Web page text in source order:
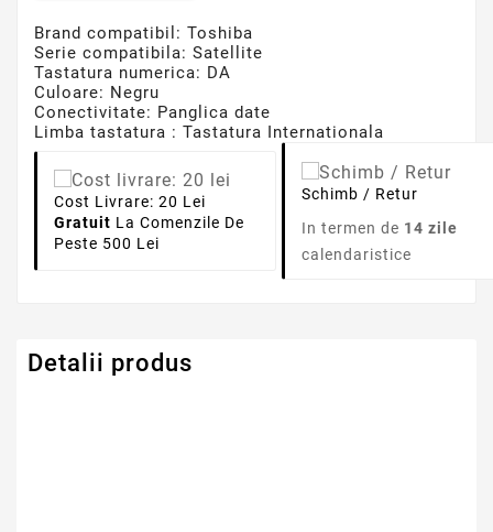
Brand compatibil: Toshiba
Serie compatibila: Satellite
Tastatura numerica: DA
Culoare: Negru
Conectivitate: Panglica date
Limba tastatura : Tastatura Internationala
Cost Livrare: 20 Lei
Gratuit La Comenzile De
Peste 500 Lei
Schimb / Retur
In termen de 14 zile
calendaristice
Detalii produs